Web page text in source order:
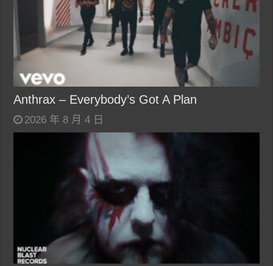
Anthrax – Everybody’s Got A Plan
2026 年 8 月 4 日